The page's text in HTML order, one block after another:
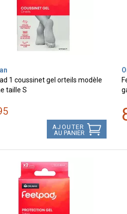
1 coussinet gel orteils modèle
taille S
AJOUTER
AU PANIER